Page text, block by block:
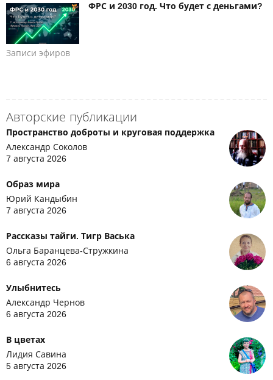
ФРС и 2030 год. Что будет с деньгами?
Записи эфиров
Авторские публикации
Пространство доброты и круговая поддержка
Александр Соколов
7 августа 2026
Образ мира
Юрий Кандыбин
7 августа 2026
Рассказы тайги. Тигр Васька
Ольга Баранцева-Стружкина
6 августа 2026
Улыбнитесь
Александр Чернов
6 августа 2026
В цветах
Лидия Савина
5 августа 2026